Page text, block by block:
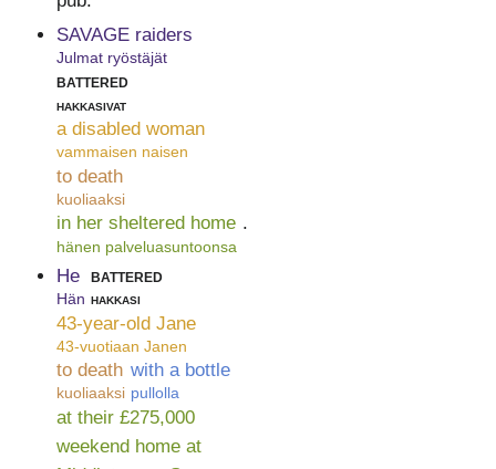
SAVAGE raiders
Julmat ryöstäjät
battered
hakkasivat
a disabled woman
vammaisen naisen
to death
kuoliaaksi
in her sheltered home
hänen palveluasuntoonsa
.
He
Hän
battered
hakkasi
43-year-old Jane
43-vuotiaan Janen
to death
kuoliaaksi
with a bottle
pullolla
at their £275,000
weekend home at